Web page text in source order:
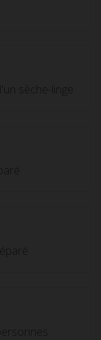
sèche-linge